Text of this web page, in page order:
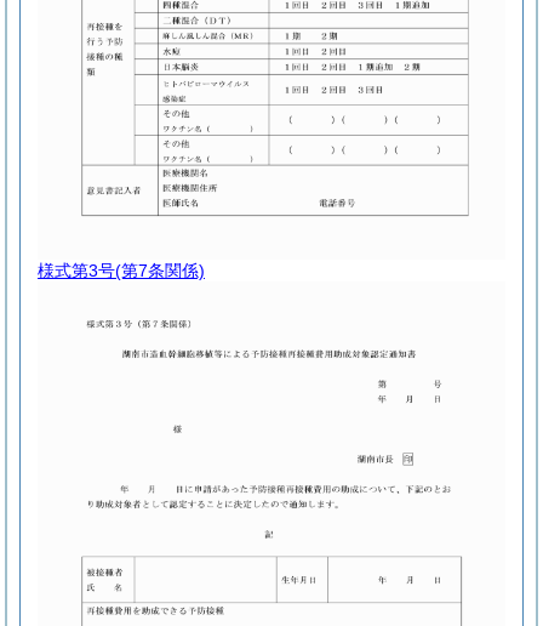
様式第3号(第7条関係)